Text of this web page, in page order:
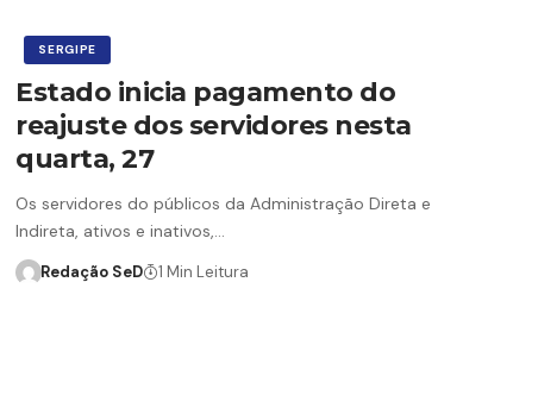
SERGIPE
Estado inicia pagamento do
reajuste dos servidores nesta
quarta, 27
Os servidores do públicos da Administração Direta e
Indireta, ativos e inativos,…
Redação SeD 1 Min Leitura